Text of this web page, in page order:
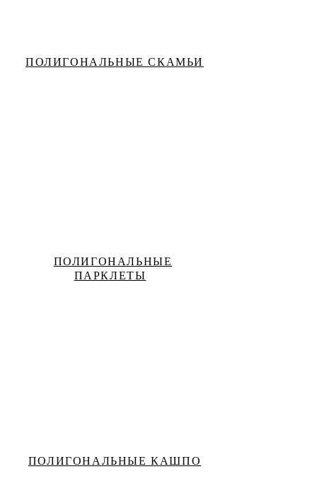
ПОЛИГОНАЛЬНЫЕ СКАМЬИ
ПОЛИГОНАЛЬНЫЕ
ПАРКЛЕТЫ
ПОЛИГОНАЛЬНЫЕ КАШПО